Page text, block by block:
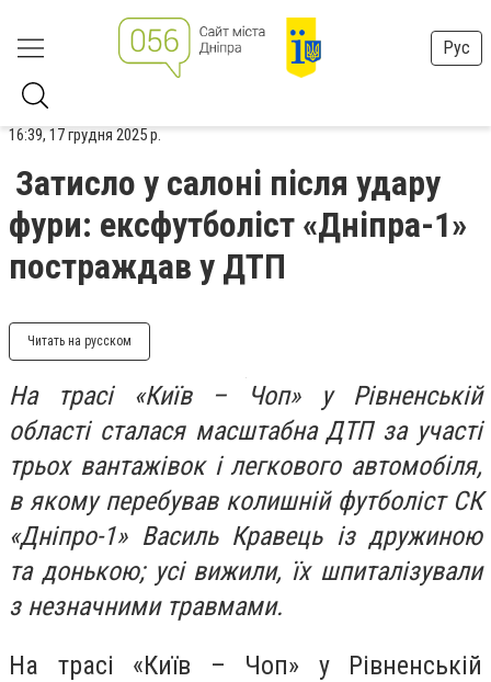
Рус
16:39, 17 грудня 2025 р.
Затисло у салоні після удару
фури: ексфутболіст «Дніпра-1»
постраждав у ДТП
Читать на русском
На трасі «Київ – Чоп» у Рівненській
області сталася масштабна ДТП за участі
трьох вантажівок і легкового автомобіля,
в якому перебував колишній футболіст СК
«Дніпро-1» Василь Кравець із дружиною
та донькою; усі вижили, їх шпиталізували
з незначними травмами.
На трасі «Київ – Чоп» у Рівненській